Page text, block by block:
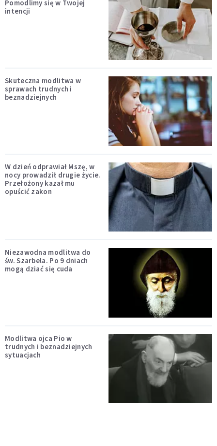
Pomodlimy się w Twojej
intencji
Skuteczna modlitwa w
sprawach trudnych i
beznadziejnych
W dzień odprawiał Mszę, w
nocy prowadził drugie życie.
Przełożony kazał mu
opuścić zakon
Niezawodna modlitwa do
św. Szarbela. Po 9 dniach
mogą dziać się cuda
Modlitwa ojca Pio w
trudnych i beznadziejnych
sytuacjach